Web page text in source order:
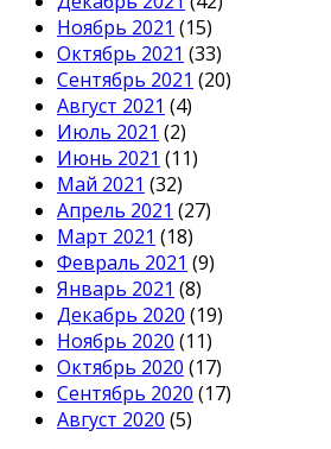
Ноябрь 2021 (15)
Октябрь 2021 (33)
Сентябрь 2021 (20)
Август 2021 (4)
Июль 2021 (2)
Июнь 2021 (11)
Май 2021 (32)
Апрель 2021 (27)
Март 2021 (18)
Февраль 2021 (9)
Январь 2021 (8)
Декабрь 2020 (19)
Ноябрь 2020 (11)
Октябрь 2020 (17)
Сентябрь 2020 (17)
Август 2020 (5)